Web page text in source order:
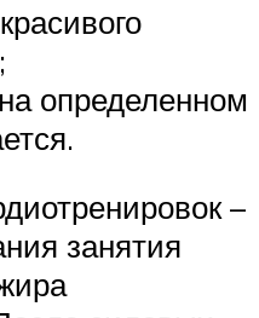
определенном
–
занятия